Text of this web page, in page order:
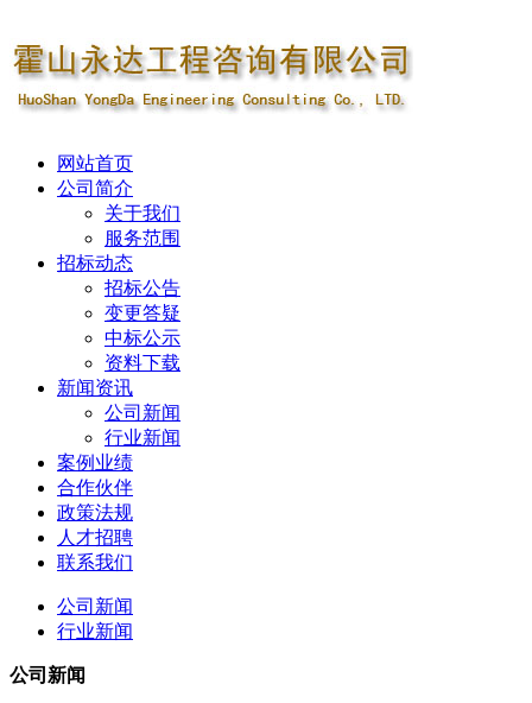
网站首页
公司简介
关于我们
服务范围
招标动态
招标公告
变更答疑
中标公示
资料下载
新闻资讯
公司新闻
行业新闻
案例业绩
合作伙伴
政策法规
人才招聘
联系我们
公司新闻
行业新闻
公司新闻